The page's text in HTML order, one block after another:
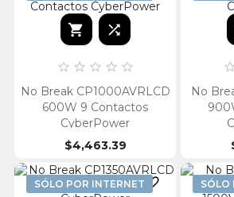
 
    
No Break CP1000AVRLCD
600W 9 Contactos
CyberPower
$4,463.39
No
SÓLO POR INTERNET  SÓLO